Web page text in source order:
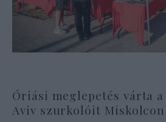
Óriási meglepetés várta
Aviv szurkolóit Miskolcon